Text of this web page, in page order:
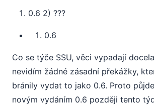
0.6 2) ???
0.6
Co se týče SSU, věci vypadají
nevidím žádné zásadní překážky,
bránily vydat to jako 0.6. Proto
novým vydáním 0.6 později tento